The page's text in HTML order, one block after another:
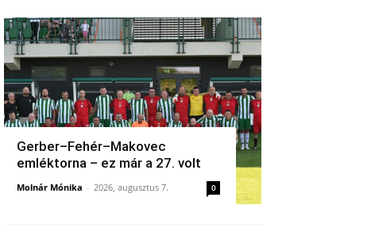
Gerber–Fehér–Makovec
emléktorna – ez már a 27. volt
Molnár Mónika - 2026, augusztus 7. 0